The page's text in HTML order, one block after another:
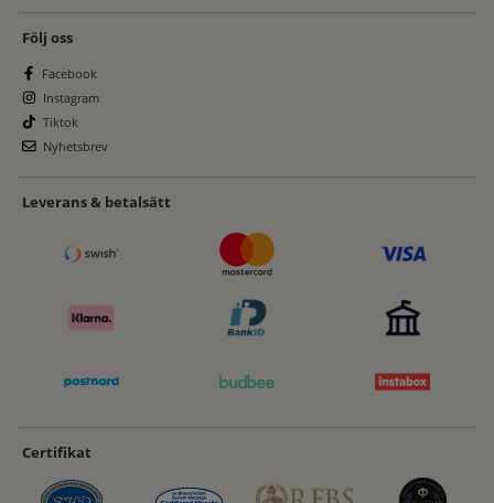
Följ oss
Facebook
Instagram
Tiktok
Nyhetsbrev
Leverans & betalsätt
Certifikat